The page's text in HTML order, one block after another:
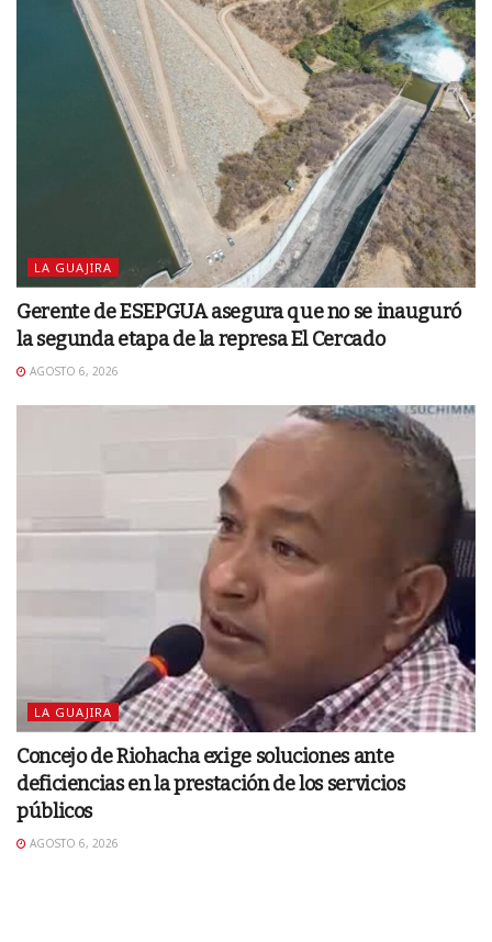
LA GUAJIRA
Gerente de ESEPGUA asegura que no se inauguró
la segunda etapa de la represa El Cercado
AGOSTO 6, 2026
LA GUAJIRA
Concejo de Riohacha exige soluciones ante
deficiencias en la prestación de los servicios
públicos
AGOSTO 6, 2026